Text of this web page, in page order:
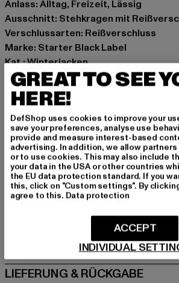
Anlass: Alltag, Freizeit, Lässig
Ausschnitt: Stehkragen mit
Verschlussarten: Reißverschluss
Marke: Starter Black Label
Kat.: Winterjacken
Farbe: blau
Hersteller Farbe: cobaltblue/darkblue
Materialzusammensetzung: 100%
Art.Nr: ST363-04707
Hersteller: TB International GmbH |
Dr.-Robert-Murjahn-Straße 7 | 64372
DE
GRÖSSE & PASSFORM
PFLEGEHINWEISE
LIEFERUNG & RÜCKGABE
GREAT TO SEE
HERE!
DefShop uses cookies to improve your
save your preferences, analyse use
provide and measure interest-based
advertising. In addition, we allow
or to use cookies. This may also include
your data in the USA or other countries
the EU data protection standard. If you
this, click on "Custom settings". By
agree to this. Data protection
INDIVIDUAL
ACCEPT